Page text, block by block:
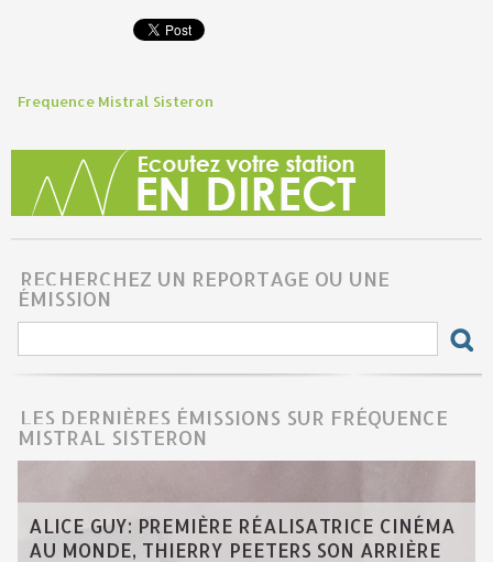
Frequence Mistral Sisteron
RECHERCHEZ UN REPORTAGE OU UNE
ÉMISSION
LES DERNIÈRES ÉMISSIONS SUR FRÉQUENCE
MISTRAL SISTERON
ALICE GUY: PREMIÈRE RÉALISATRICE CINÉMA
AU MONDE, THIERRY PEETERS SON ARRIÈRE